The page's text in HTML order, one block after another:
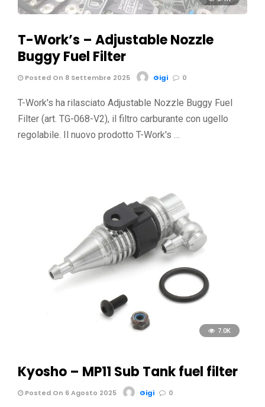
T-Work’s – Adjustable Nozzle
Buggy Fuel Filter
Posted On 8 Settembre 2025 Gigi 0
T-Work's ha rilasciato Adjustable Nozzle Buggy Fuel
Filter (art. TG-068-V2), il filtro carburante con ugello
regolabile. Il nuovo prodotto T-Work's …
7.0K
Kyosho – MP11 Sub Tank fuel filter
Posted On 6 Agosto 2025 Gigi 0